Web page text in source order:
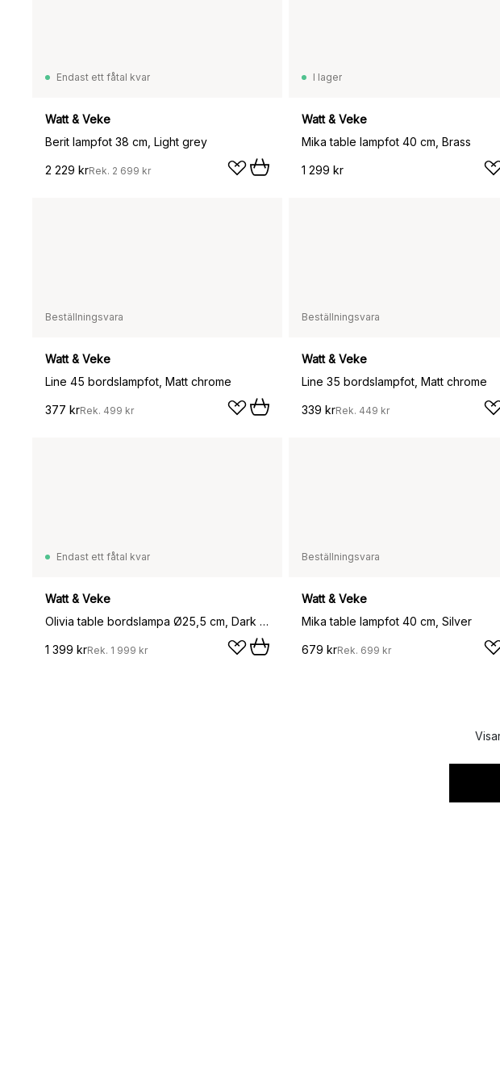
Endast ett fåtal kvar
Watt & Veke
Berit lampfot 38 cm, Light grey
2 229 krRek. 2 699 kr
I lager
Watt & Veke
Mika table lampfot 40 cm, Brass
1 299 kr
Beställningsvara
Watt & Veke
Line 45 bordslampfot, Matt chrome
377 krRek. 499 kr
Beställningsvara
Watt & Veke
Line 35 bordslampfot, Matt chrome
339 krRek. 449 kr
Endast ett fåtal kvar
Watt & Veke
Olivia table bordslampa Ø25,5 cm, Dark ash
1 399 krRek. 1 999 kr
Beställningsvara
Watt & Veke
Mika table lampfot 40 cm, Silver
679 krRek. 699 kr